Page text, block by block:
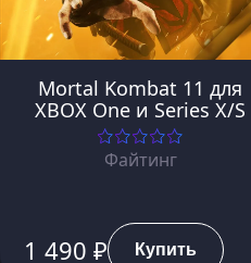
Mortal Kombat 11 для
XBOX One и Series X/S
Файтинг
1 490 ₽ Купить